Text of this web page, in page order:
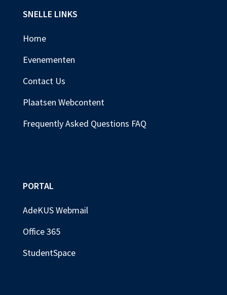
SNELLE LINKS
Home
Evenementen
Contact Us
Plaatsen Webcontent
Frequently Asked Questions FAQ
PORTAL
AdeKUS Webmail
Office 365
StudentSpace